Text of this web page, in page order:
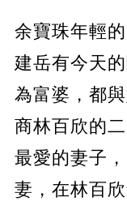
余寶珠年輕
建岳有今天
為富婆，都
商林百欣的
最愛的妻子
妻，在林百